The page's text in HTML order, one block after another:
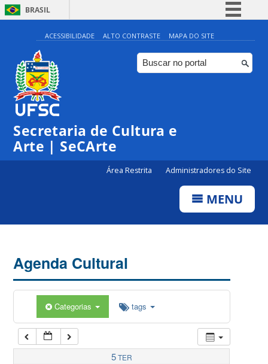
BRASIL
Simplifique!
Comunica BR
Participe
ACESSIBILIDADE ALTO CONTRASTE MAPA DO SITE
Secretaria de Cultura e
Arte | SeCArte
Área Restrita Administradores do Site
MENU
Agenda Cultural
Categorias tags
5TER